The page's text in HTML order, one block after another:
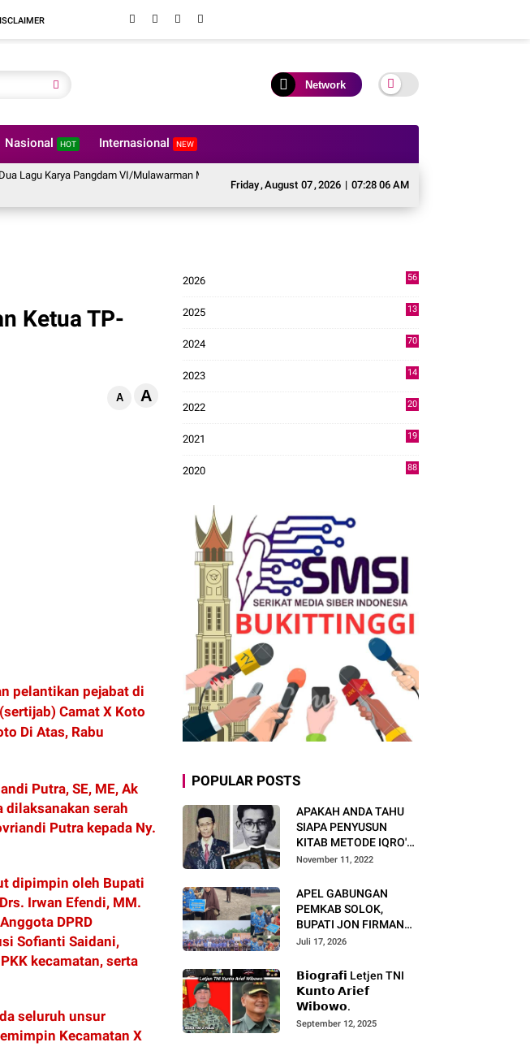
Network
Nasional HOT Internasional NEW
Friday,August 07,2026 | 07:28 07 AM
Karya Pangdam VI/Mulawarman Mayjen TNI Krido Pramono Jadi Ikon Singing Competition HUT ke 81 RI
Ketua TP-
A A
pelantikan pejabat di
Camat X Koto
Di Atas, Rabu
Putra, SE, ME, Ak
dilaksanakan serah
Putra kepada Ny.
dipimpin oleh Bupati
Irwan Efendi, MM.
DPRD
Sofianti Saidani,
kecamatan, serta
seluruh unsur
Kecamatan X
2026
56
2025
13
2024
70
2023
14
2022
20
2021
19
2020
88
POPULAR POSTS
APAKAH ANDA TAHU
SIAPA PENYUSUN
KITAB METODE IQRO'?
INI BIOGRAFI KH. AS'AD
November 11, 2022
APEL GABUNGAN
PEMKAB SOLOK,
BUPATI JON FIRMAN
PANDU TEKANKAN ASN
DAN PELAYANAN
MASYARAKAT.
Juli 17, 2026
𝗕𝗶𝗼𝗴𝗿𝗮𝗳𝗶 Letjen TNI
𝗞𝘂𝗻𝘁𝗼 𝗔𝗿𝗶𝗲𝗳
𝗪𝗶𝗯𝗼𝘄𝗼.
September 12, 2025